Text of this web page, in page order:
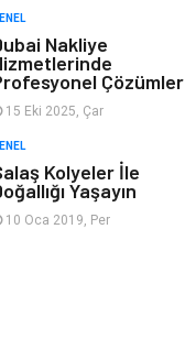
göz sağlığı
Sigorta
Veteriner
Nakliye
Çözümler
15 Eki 2025, Çar
Kolyeler İle
Yaşayın
10 Oca 2019, Per